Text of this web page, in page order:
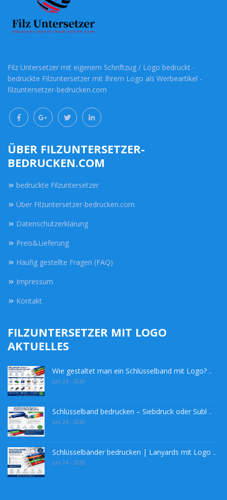
Filz Untersetzer mit eigenem Schriftzug / Logo bedruckt -
bedruckte Filzuntersetzer mit Ihrem Logo als Werbeartikel -
filzuntersetzer-bedrucken.com
ÜBER FILZUNTERSETZER-
BEDRUCKEN.COM
bedruckte Filzuntersetzer
Über Filzuntersetzer-bedrucken.com
Datenschutzerklärung
Preis&Lieferung
Häufig gestellte Fragen (FAQ)
Impressum
Kontakt
FILZUNTERSETZER MIT LOGO
AKTUELLES
Wie gestaltet man ein Schlüsselband mit Logo? ..
Jun 24 - 2026
Schlüsselband bedrucken – Siebdruck oder Subl ..
Jun 24 - 2026
Schlüsselbänder bedrucken | Lanyards mit Logo ..
Jun 24 - 2026